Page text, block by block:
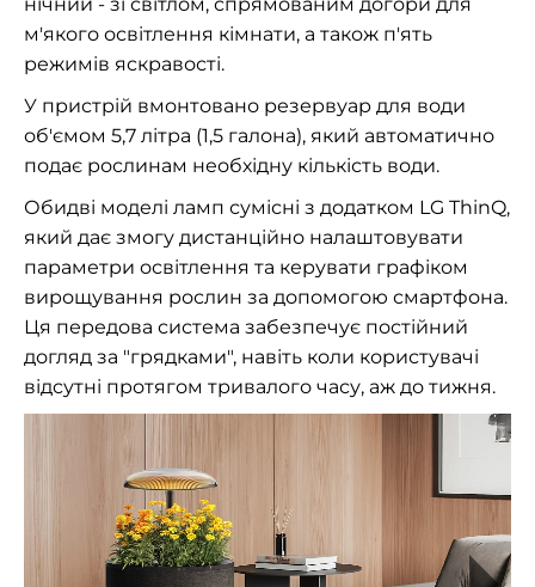
м'якого освітлення кімнати, а також п'ять
режимів яскравості.
У пристрій вмонтовано резервуар для води
об'ємом 5,7 літра (1,5 галона), який автоматично
подає рослинам необхідну кількість води.
Обидві моделі ламп сумісні з додатком LG ThinQ,
який дає змогу дистанційно налаштовувати
параметри освітлення та керувати графіком
вирощування рослин за допомогою смартфона.
Ця передова система забезпечує постійний
догляд за "грядками", навіть коли користувачі
відсутні протягом тривалого часу, аж до тижня.